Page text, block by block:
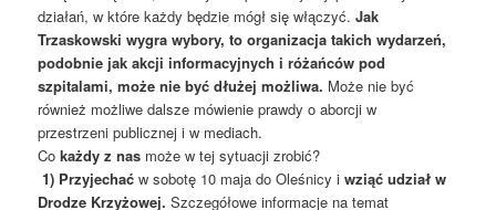
działań, w które każdy będzie mógł się włączyć.Jak
Trzaskowski wygra wybory, to organizacja takich wydarzeń,
podobnie jak akcji informacyjnych i różańców pod
szpitalami, może nie być dłużej możliwa. Może nie być
również możliwe dalsze mówienie prawdy o aborcji w
przestrzeni publicznej i w mediach.
Cokażdy z nas może w tej sytuacji zrobić?
1) Przyjechać w sobotę 10 maja do Oleśnicy iwziąć udział w
Drodze Krzyżowej. Szczegółowe informacje na temat